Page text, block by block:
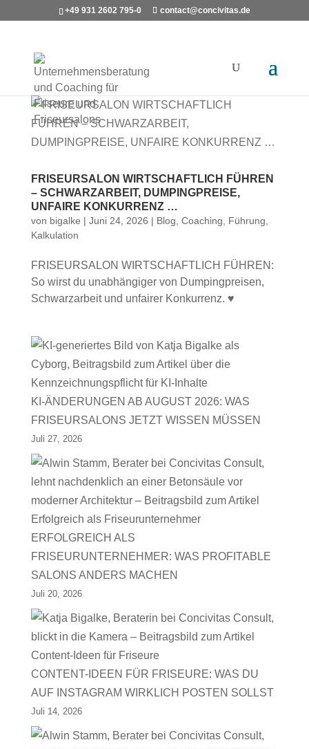
+49 931 2602 795-0 contact@concivitas.de
FRISEURSALON WIRTSCHAFTLICH FÜHREN
– SCHWARZARBEIT, DUMPINGPREISE,
UNFAIRE KONKURRENZ …
von bigalke | Juni 24, 2026 | Blog Coaching Führung
Kalkulation
FRISEURSALON WIRTSCHAFTLICH FÜHREN:
So wirst du unabhängiger von Dumpingpreisen,
Schwarzarbeit und unfairer Konkurrenz. ♥
KI-ÄNDERUNGEN AB AUGUST 2026: WAS
FRISEURSALONS JETZT WISSEN MÜSSEN
Juli 27, 2026
ERFOLGREICH ALS
FRISEURUNTERNEHMER: WAS PROFITABLE
SALONS ANDERS MACHEN
Juli 20, 2026
CONTENT-IDEEN FÜR FRISEURE: WAS DU
AUF INSTAGRAM WIRKLICH POSTEN SOLLST
Juli 14, 2026